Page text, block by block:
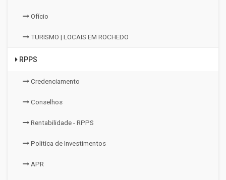
Ofício
TURISMO | LOCAIS EM ROCHEDO
RPPS
Credenciamento
Conselhos
Rentabilidade - RPPS
Politica de Investimentos
APR